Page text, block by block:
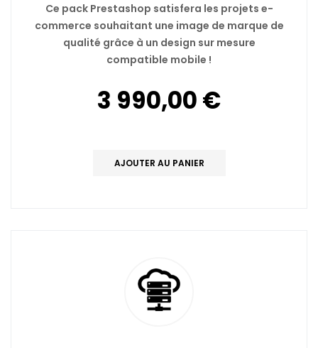
Ce pack Prestashop satisfera les projets e-
commerce souhaitant une image de marque de
qualité grâce à un design sur mesure
compatible mobile !
3 990,00 €
AJOUTER AU PANIER